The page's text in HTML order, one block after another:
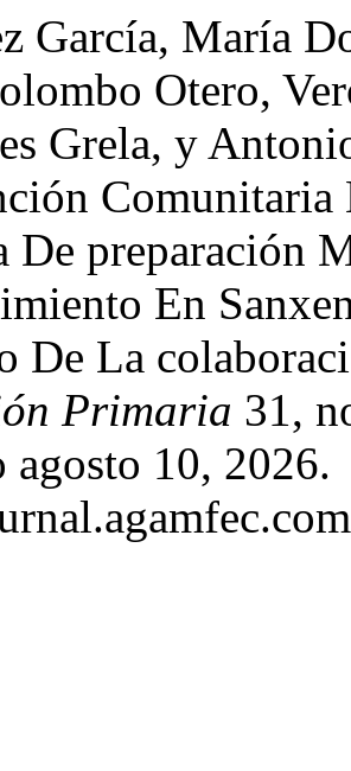
García, María
Otero,
Grela, y
De preparación
En
De La
Primaria 31,
agosto 10, 2026.